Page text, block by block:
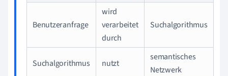
Benutzeranfrage
wird
verarbeitet
durch
Suchalgorithmus
Suchalgorithmus nutzt
semantisches
Netzwerk